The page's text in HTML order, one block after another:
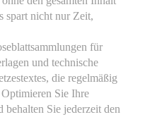
spart nicht nur Zeit,
für
und technische
die regelmäßig
Sie Ihre
Sie jederzeit den